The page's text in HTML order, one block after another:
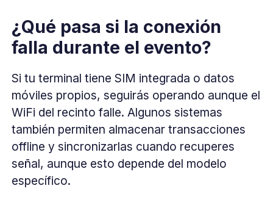
¿Qué pasa si la conexión
falla durante el evento?
Si tu terminal tiene SIM integrada o datos
móviles propios, seguirás operando aunque el
WiFi del recinto falle. Algunos sistemas
también permiten almacenar transacciones
offline y sincronizarlas cuando recuperes
señal, aunque esto depende del modelo
específico.